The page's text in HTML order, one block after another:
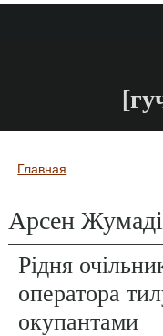
Вы здесь
Главная
Арсен
Рідня
оператора
окупантами